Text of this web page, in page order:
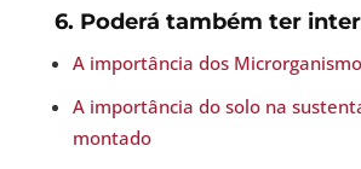
6. Poderá também ter
A importância dos
A importância do solo na
montado